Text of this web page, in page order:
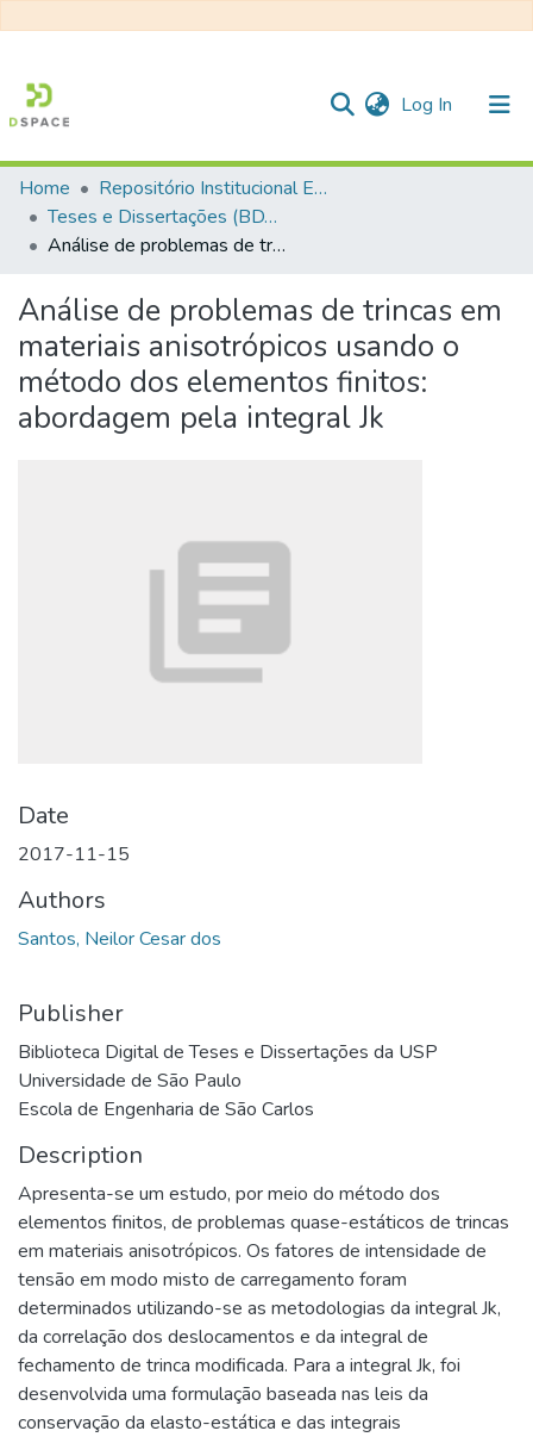
Log In (current)
Communities & Collections
All of DSpace
Statistics
Home
Repositório Institucional EESC
Teses e Dissertações (BDTD USP)
Análise de problemas de trincas em materiais anisotrópicos usando o método dos elementos finitos: abordagem pela integral Jk
Análise de problemas de trincas em
materiais anisotrópicos usando o
método dos elementos finitos:
abordagem pela integral Jk
Date
2017-11-15
Authors
Santos, Neilor Cesar dos
Publisher
Biblioteca Digital de Teses e Dissertações da USP
Universidade de São Paulo
Escola de Engenharia de São Carlos
Description
Apresenta-se um estudo, por meio do método dos
elementos finitos, de problemas quase-estáticos de trincas
em materiais anisotrópicos. Os fatores de intensidade de
tensão em modo misto de carregamento foram
determinados utilizando-se as metodologias da integral Jk,
da correlação dos deslocamentos e da integral de
fechamento de trinca modificada. Para a integral Jk, foi
desenvolvida uma formulação baseada nas leis da
conservação da elasto-estática e das integrais